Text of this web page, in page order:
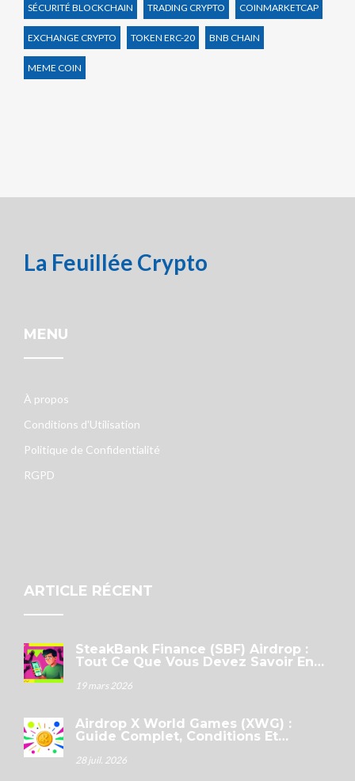
SÉCURITÉ BLOCKCHAIN TRADING CRYPTO COINMARKETCAP
EXCHANGE CRYPTO TOKEN ERC-20 BNB CHAIN
MEME COIN
La Feuillée Crypto
MENU
À propos
Conditions d'Utilisation
Politique de Confidentialité
RGPD
ARTICLE RÉCENT
SteakBank Finance (SBF) Airdrop :
Tout Ce Que Vous Devez Savoir En
19 mars 2026
Airdrop X World Games (XWG) :
Guide Complet, Conditions Et
28 juil. 2026